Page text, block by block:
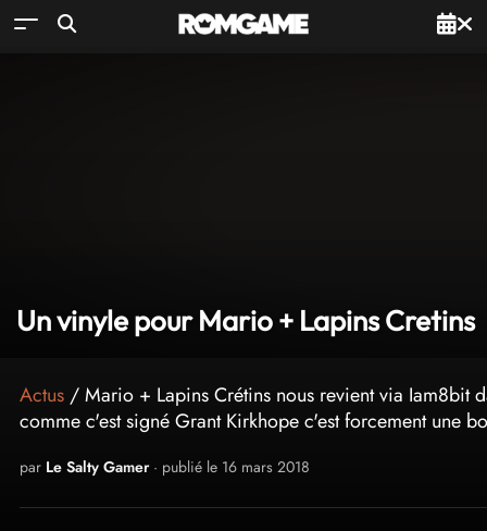
Un vinyle pour Mario + Lapins Cretins
Actus / Mario + Lapins Crétins nous revient via Iam8bit
comme c'est signé Grant Kirkhope c'est forcement une
par Le Salty Gamer· publié le 16 mars 2018